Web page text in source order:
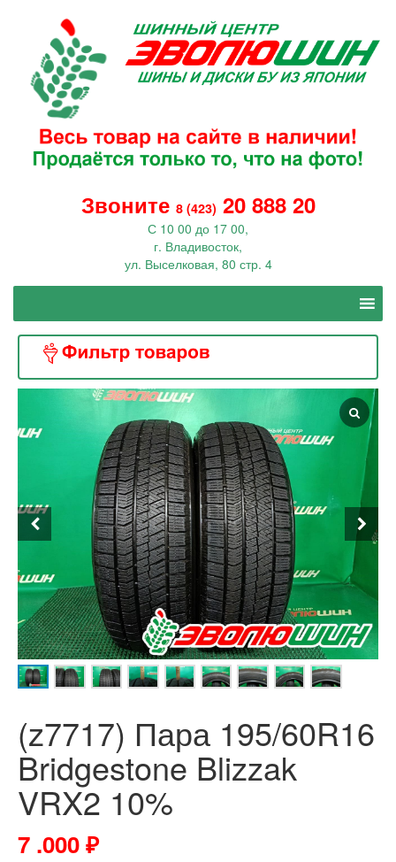
Звоните 8 (423) 20 888 20
С 10 00 до 17 00,
г. Владивосток,
ул. Выселковая, 80 стр. 4
(z7717) Пара 195/60R16
Bridgestone Blizzak
VRX2 10%
7 .000₽